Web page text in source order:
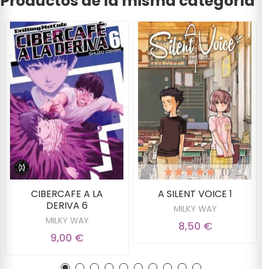
CIBERCAFE A LA
DERIVA 6
MILKY WAY
9,00 €
A SILENT VOICE 1
MILKY WAY
(1)
8,50 €